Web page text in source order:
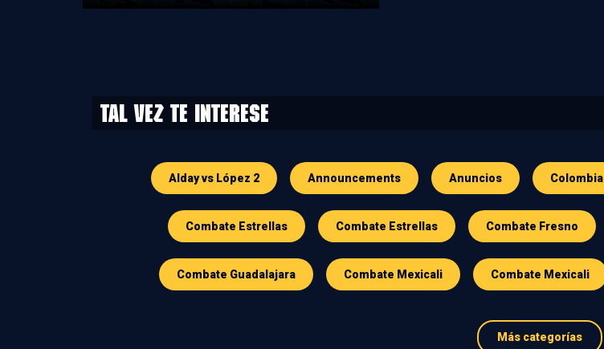
Tal vez te interese
Alday vs López 2 Announcements Anuncios Colombia
Combate Estrellas Combate Estrellas Combate Fresno
Combate Guadalajara Combate Mexicali Combate Mexicali
Más categorías